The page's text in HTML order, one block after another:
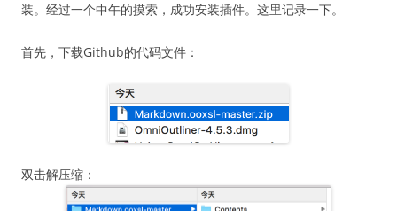
装。经过一个中午的摸索，成功安装插件。这里记录一下。
首先，下载Github的代码文件：
双击解压缩：